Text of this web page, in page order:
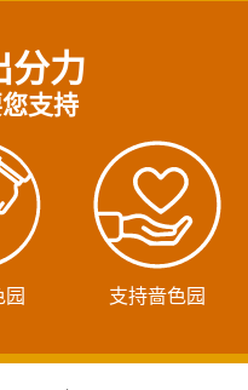
分力
支持
园 支持啬色园